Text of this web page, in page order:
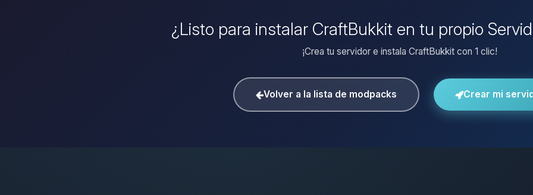
¿Listo para instalar CraftBukkit en tu propio
¡Crea tu servidor e instala CraftBukkit con 1 clic!
Volver a la lista de modpacks Crear mi